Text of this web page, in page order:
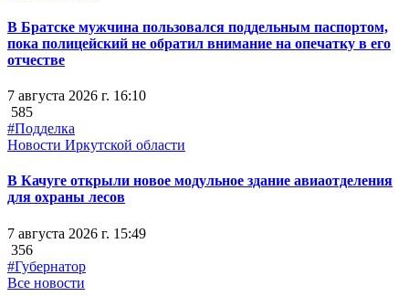
В Братске мужчина пользовался поддельным паспортом,
пока полицейский не обратил внимание на опечатку в его
отчестве
7 августа 2026 г. 16:10
585
#Подделка
Новости Иркутской области
В Качуге открыли новое модульное здание авиаотделения
для охраны лесов
7 августа 2026 г. 15:49
356
#Губернатор
Все новости